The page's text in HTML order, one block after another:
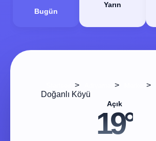
Bugün
Yarın
> >
>
Doğanlı Köyü
Açık
19°